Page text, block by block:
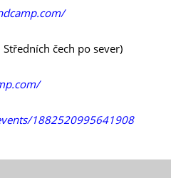
Středních čech po sever)
1882520995641908